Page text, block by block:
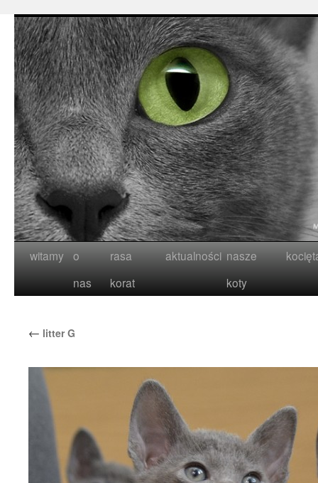
witamy o
nas
rasa
korat
aktualności nasze
koty
← litter G